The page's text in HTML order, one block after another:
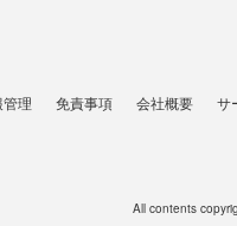
理 免責事項 会社概要 サ
All contents